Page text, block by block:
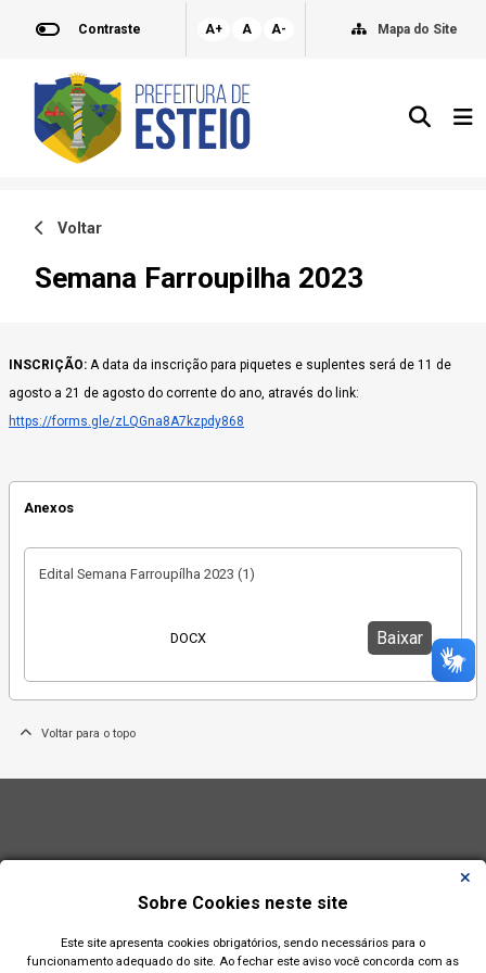
Contraste A+ A A- Mapa do Site
Voltar
Semana Farroupilha 2023
INSCRIÇÃO: A data da inscrição para piquetes e suplentes será de 11 de
agosto a 21 de agosto do corrente do ano, através do link:
https://forms.gle/zLQGna8A7kzpdy868
Anexos
Edital Semana Farroupílha 2023 (1)
DOCX Baixar
Voltar para o topo
Sobre Cookies neste site
Este site apresenta cookies obrigatórios, sendo necessários para o
funcionamento adequado do site. Ao fechar este aviso você concorda com as